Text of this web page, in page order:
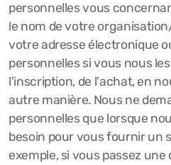
personnelles vous
le nom de votre
votre adresse électronique
personnelles si vous nous
l'inscription, de l'achat, en
autre manière. Nous ne
personnelles que lorsque
besoin pour vous fournir un
exemple, si vous passez